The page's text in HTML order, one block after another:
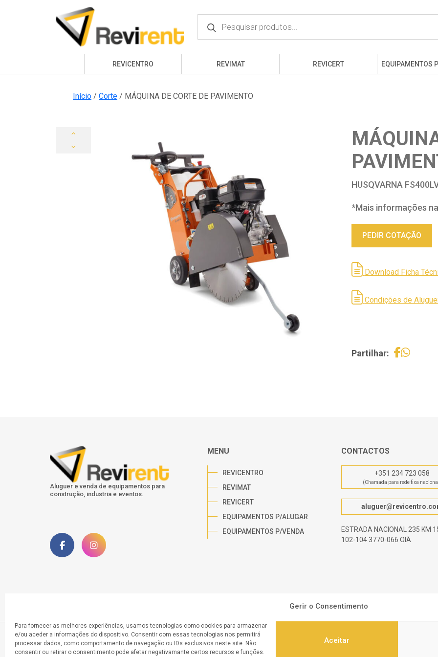
Gerir o Consentimento
Para fornecer as melhores experiências, usamos tecnologias como cookies para armazenar
e/ou aceder a informações do dispositivo. Consentir com essas tecnologias nos permitirá
processar dados, como comportamento de navegação ou IDs exclusivos neste site. Não
consentir ou retirar o consentimento pode afetar negativamante certos recursos e funções.
Aceitar
Products
search
REVICENTRO REVIMAT REVICERT EQUIPAMENTOS
Início / Corte / MÁQUINA DE CORTE DE PAVIMENTO
HUSQVARNA
*Mais informações
PEDIR COTAÇÃO
Download Ficha
Condições de
Partilhar:
Aluguer e venda de equipamentos para
construção, industria e eventos.
MENU
REVICENTRO
REVIMAT
REVICERT
EQUIPAMENTOS P/ALUGAR
EQUIPAMENTOS P/VENDA
CONTACTOS
+351 234 723 058
(Chamada para rede fixa
ESTRADA NACIONAL 235 KM
102-104 3770-066 OIÃ
© 2025 Todos os direitos reservados a Revicentro.